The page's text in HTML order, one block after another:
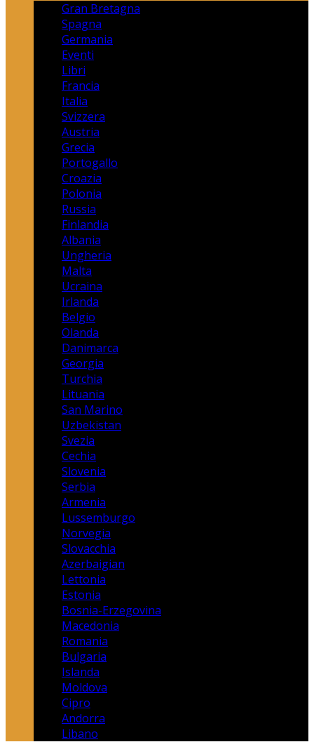
Gran Bretagna
Spagna
Germania
Eventi
Libri
Francia
Italia
Svizzera
Austria
Grecia
Portogallo
Croazia
Polonia
Russia
Finlandia
Albania
Ungheria
Malta
Ucraina
Irlanda
Belgio
Olanda
Danimarca
Georgia
Turchia
Lituania
San Marino
Uzbekistan
Svezia
Cechia
Slovenia
Serbia
Armenia
Lussemburgo
Norvegia
Slovacchia
Azerbaigian
Lettonia
Estonia
Bosnia-Erzegovina
Macedonia
Romania
Bulgaria
Islanda
Moldova
Cipro
Andorra
Libano